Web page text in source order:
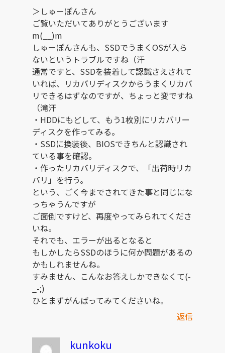
＞しゅーぽんさん
ご覧いただいてありがとうございます
m(__)m
しゅーぽんさんも、SSDでうまくOSが入ら
ないというトラブルですね（汗
通常ですと、SSDを装着して認識さえされて
いれば、リカバリディスクからうまくリカバ
リできるはずなのですが、ちょっと変ですね
（滝汗
・HDDにもどして、もう1枚別にリカバリー
ディスクを作ってみる。
・SSDに換装後、BIOSできちんと認識され
ている事を確認。
・作ったリカバリディスクで、「出荷時リカ
バリ」を行う。
という、ごく今までされてきた事と同じにな
っちゃうんですが
ご面倒ですけど、再度やってみられてくださ
いね。
それでも、エラーが出るとなると
もしかしたらSSDのほうに何か問題があるの
かもしれませんね。
すみません、こんなお答えしかできなくて(-
_-;)
ひとまずがんばってみてくださいね。
返信
kunkoku